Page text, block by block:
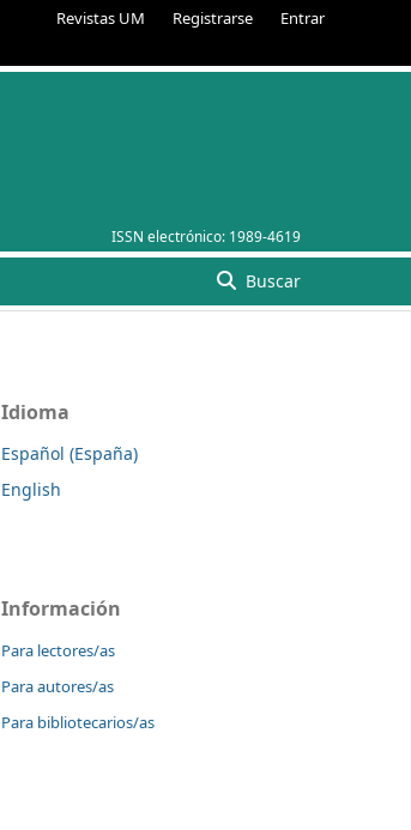
Revistas UM Registrarse Entrar
ISSN electrónico: 1989-4619
Buscar
Idioma
Español (España)
English
Información
Para lectores/as
Para autores/as
Para bibliotecarios/as